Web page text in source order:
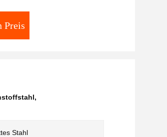
Preis
,
Stahl